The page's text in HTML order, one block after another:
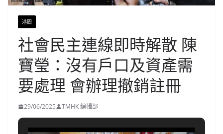
港聞
社會民主連線即時解散 陳
寶瑩：沒有戶口及資產需
要處理 會辦理撤銷註冊
29/06/2025 TMHK 編輯部